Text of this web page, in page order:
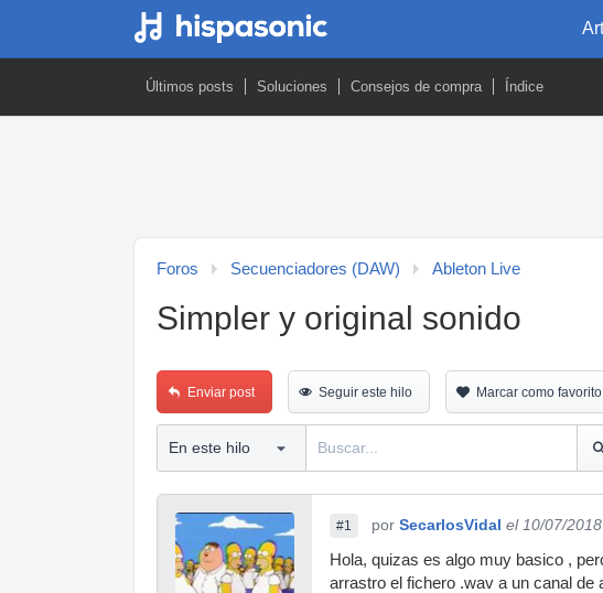
Últimos posts Soluciones Consejos de compra Índice
Foros Secuenciadores (DAW) Ableton Live
Simpler y original sonido
Enviar post Seguir este hilo Marcar como favorito
#1 por SecarlosVidal el 10/07/2018
Hola, quizas es algo muy basico ,
arrastro el fichero .wav a un canal de